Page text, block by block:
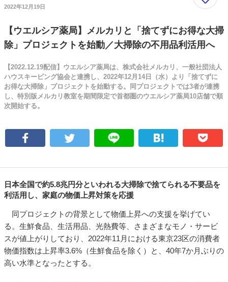
2022年12月19日
【ウエルシア薬局】メルカリと「捨てずにお得な大掃
除」プロジェクトを始動／大掃除の不用品利活用へ
【2022.12.19配信】ウエルシア薬局は、株式会社メルカリ、一般社団法人
ハウスキーピング協会と連携し、2022年12月14日（水）より「捨てずに
お得な大掃除」プロジェクトを始動する。同プロジェクトでは3者が連携
し、特別版メルカリ教室を期間限定で首都圏のウエルシア薬局10店舗で順
次開始する。
日本全国で約5.8兆円分といわれる大掃除で捨てられる不要品を
利活用し、家庭の物価上昇対策を応援
同プロジェクトの背景として物価上昇への支援を挙げてい
る。生鮮食品、生活用品、光熱費等、さまざまなモノ・サービ
スが値上がりしており、2022年11月における東京23区の消費者
物価指数は上昇率3.6%（生鮮食品を除く）と、40年7か月ぶりの
高い水準となったとする。